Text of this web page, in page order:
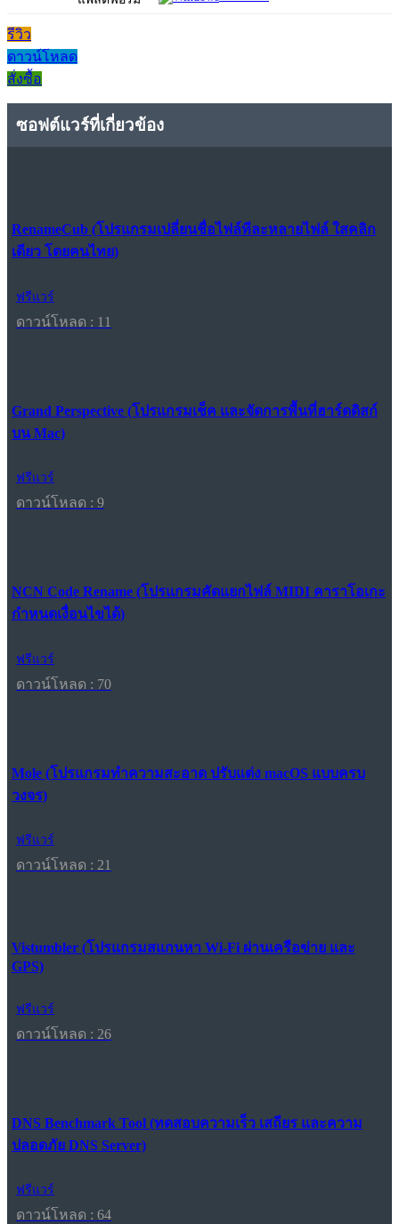
รีวิว
ดาวน์โหลด
สั่งซื้อ
ซอฟต์แวร์ที่เกี่ยวข้อง
RenameCub (โปรแกรมเปลี่ยนชื่อไฟล์ทีละหลายไฟล์ ใสคลิก
เดียว โดยคนไทย)
ฟรีแวร์
ดาวน์โหลด : 11
Grand Perspective (โปรแกรมเช็ค และจัดการพื้นที่ฮาร์ดดิสก์
บน Mac)
ฟรีแวร์
ดาวน์โหลด : 9
NCN Code Rename (โปรแกรมคัดแยกไฟล์ MIDI คาราโอเกะ
กำหนดเงื่อนไขได้)
ฟรีแวร์
ดาวน์โหลด : 70
Mole (โปรแกรมทำความสะอาด ปรับแต่ง macOS แบบครบ
วงจร)
ฟรีแวร์
ดาวน์โหลด : 21
Vistumbler (โปรแกรมสแกนหา Wi-Fi ผ่านเครือข่าย และ
GPS)
ฟรีแวร์
ดาวน์โหลด : 26
DNS Benchmark Tool (ทดสอบความเร็ว เสถียร และความ
ปลอดภัย DNS Server)
ฟรีแวร์
ดาวน์โหลด : 64